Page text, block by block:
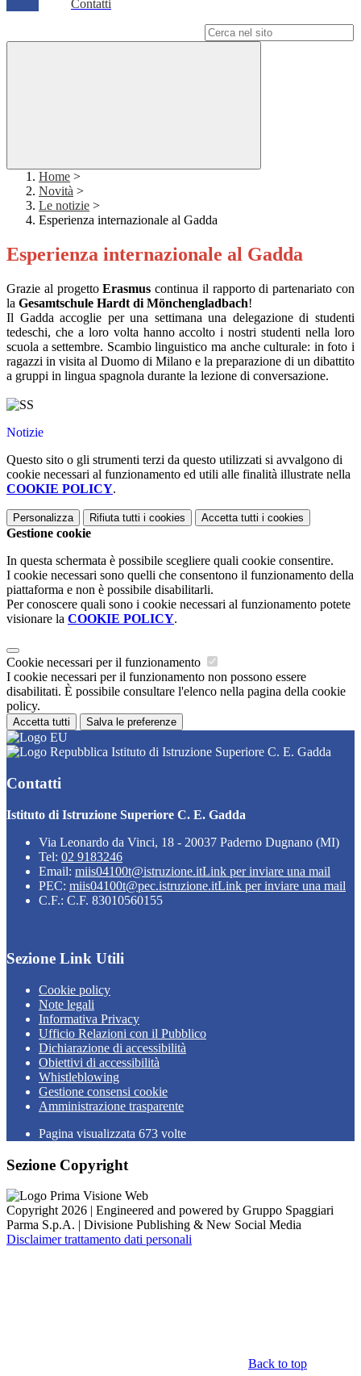
Contatti
Home >
Novità >
Le notizie >
Esperienza internazionale al Gadda
Esperienza internazionale al Gadda
Grazie al progettoErasmuscontinua il rapporto di partenariato con
la Gesamtschule Hardt di Mönchengladbach!
Il Gadda accoglie per una settimana una delegazione di studenti
tedeschi, che a loro volta hanno accolto i nostri studenti nella loro
scuola a settembre. Scambio linguistico ma anche culturale: in foto i
ragazzi in visita al Duomo di Milano e la preparazione di un dibattito
a gruppi in lingua spagnola durante la lezione di conversazione.
Notizie
Questo sito o gli strumenti terzi da questo utilizzati si avvalgono di
cookie necessari al funzionamento ed utili alle finalità illustrate nella
COOKIE POLICY.
Personalizza Rifiuta tutti i cookies Accetta tutti i cookies
Gestione cookie
In questa schermata è possibile scegliere quali cookie consentire.
I cookie necessari sono quelli che consentono il funzionamento della
piattaforma e non è possibile disabilitarli.
Per conoscere quali sono i cookie necessari al funzionamento potete
visionare la COOKIE POLICY.
Cookie necessari per il funzionamento
I cookie necessari per il funzionamento non possono essere
disabilitati. È possibile consultare l'elenco nella pagina della cookie
policy.
Accetta tutti Salva le preferenze
Istituto di Istruzione Superiore C. E. Gadda
Contatti
Istituto di Istruzione Superiore C. E. Gadda
Via Leonardo da Vinci, 18 - 20037 Paderno Dugnano (MI)
Tel: 02 9183246
Email: miis04100t@istruzione.itLink per inviare una mail
PEC: miis04100t@pec.istruzione.itLink per inviare una mail
C.F.: C.F. 83010560155
Sezione Link Utili
Cookie policy
Note legali
Informativa Privacy
Ufficio Relazioni con il Pubblico
Dichiarazione di accessibilità
Obiettivi di accessibilità
Whistleblowing
Gestione consensi cookie
Amministrazione trasparente
Pagina visualizzata 673 volte
Sezione Copyright
Copyright 2026 | Engineered and powered by Gruppo Spaggiari
Parma S.p.A. | Divisione Publishing & New Social Media
Disclaimer trattamento dati personali
Back to top